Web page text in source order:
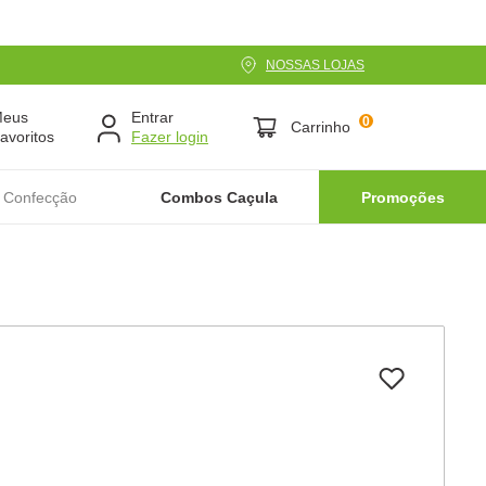
NOSSAS LOJAS
Entrar
Carrinho 0
Combos Caçula Promoções